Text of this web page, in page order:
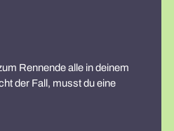
Rennende alle in deinem
der Fall, musst du eine